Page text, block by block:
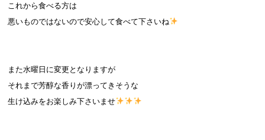
これから食べる方は
悪いものではないので安心して食べて下さいね
また水曜日に変更となりますが
それまで芳醇な香りが漂ってきそうな
生け込みをお楽しみ下さいませ